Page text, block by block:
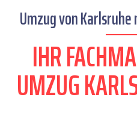
Umzug von Karlsruhe
IHR
UMZUG